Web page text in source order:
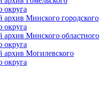
округа
архив Минского городского
округа
архив Минского областного
округа
архив Могилевского
округа